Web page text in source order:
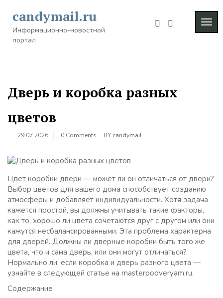
content
candymail.ru
Информационно-новостной
портал
Дверь и коробка разных
цветов
29.07.2026 0 Comments BY candymail
Цвет коробки двери — может ли он отличаться от двери?
Выбор цветов для вашего дома способствует созданию
атмосферы и добавляет индивидуальности. Хотя задача
кажется простой, вы должны учитывать такие факторы,
как то, хорошо ли цвета сочетаются друг с другом или они
кажутся несбалансированными. Эта проблема характерна
для дверей. Должны ли дверные коробки быть того же
цвета, что и сама дверь, или они могут отличаться?
Нормально ли, если коробка и дверь разного цвета —
узнайте в следующей статье на masterpodveryam.ru.
Содержание